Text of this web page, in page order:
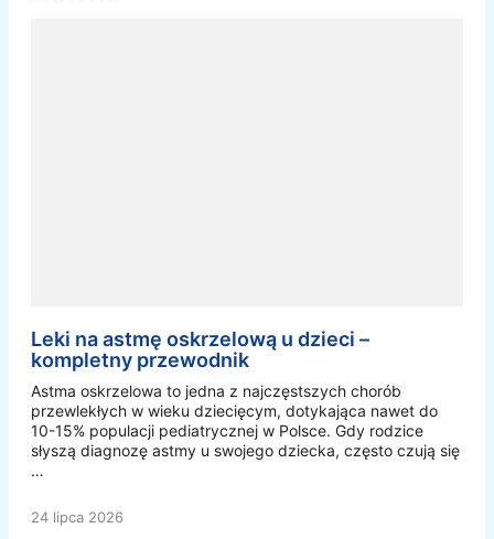
Leki na astmę oskrzelową u dzieci –
kompletny przewodnik
Astma oskrzelowa to jedna z najczęstszych chorób
przewlekłych w wieku dziecięcym, dotykająca nawet do
10-15% populacji pediatrycznej w Polsce. Gdy rodzice
słyszą diagnozę astmy u swojego dziecka, często czują się
…
24 lipca 2026